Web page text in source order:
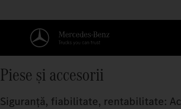
Piese și accesorii
Siguranță, fiabilitate, rentabilitate: